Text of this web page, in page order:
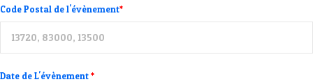
Code Postal de l'évènement*
Date de L'évènement*